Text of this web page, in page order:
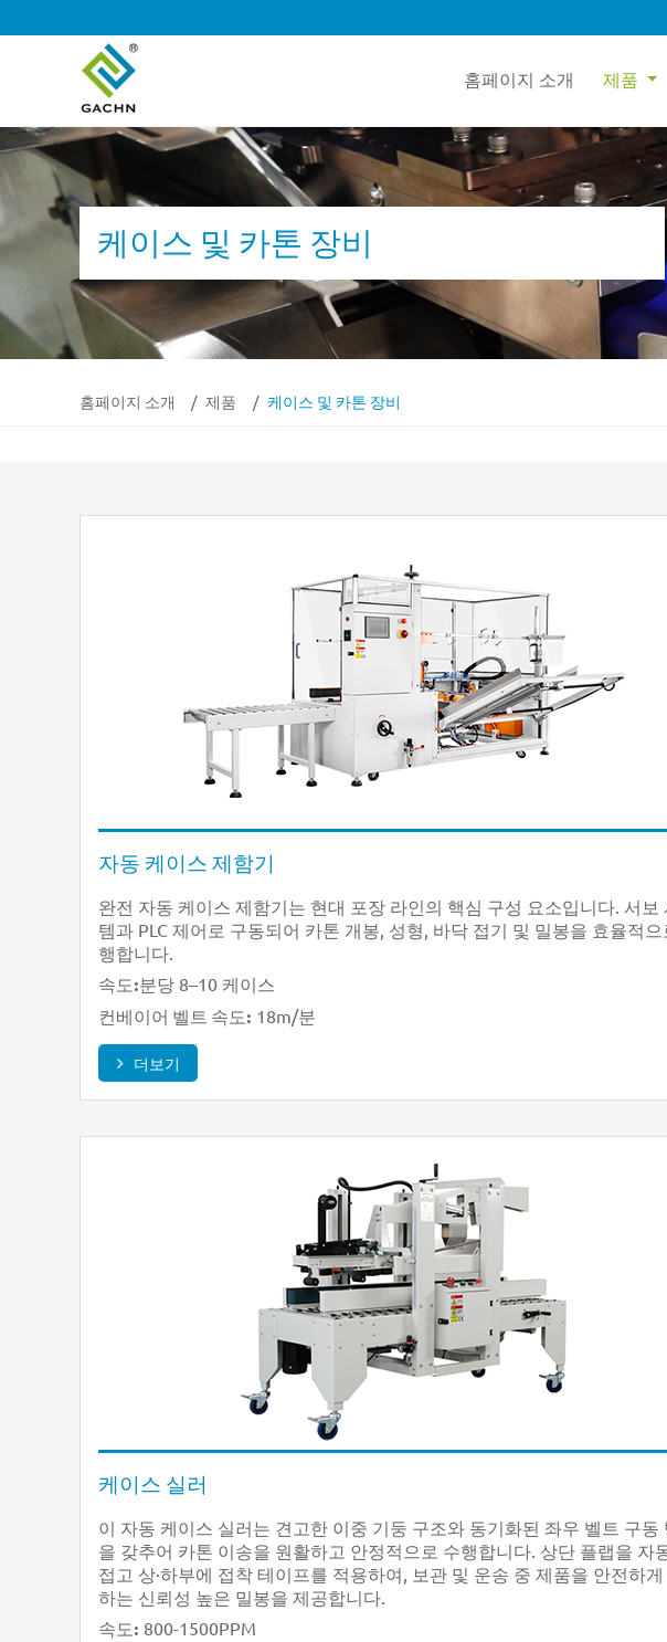
홈페이지 소개 제품
케이스 및 카톤 장비
홈페이지 소개 제품 케이스 및 카톤 장비
자동 케이스 제함기
완전 자동 케이스 제함기는 현대 포장 라인의 핵심 구성 요소입니다. 서보
템과 PLC 제어로 구동되어 카톤 개봉, 성형, 바닥 접기 및 밀봉을 효율적으
행합니다.
속도:분당 8–10 케이스
컨베이어 벨트 속도: 18m/분
더보기
케이스 실러
이 자동 케이스 실러는 견고한 이중 기둥 구조와 동기화된 좌우 벨트 구동
을 갖추어 카톤 이송을 원활하고 안정적으로 수행합니다. 상단 플랩을 자
접고 상·하부에 접착 테이프를 적용하여, 보관 및 운송 중 제품을 안전하게
하는 신뢰성 높은 밀봉을 제공합니다.
속도: 800-1500PPM